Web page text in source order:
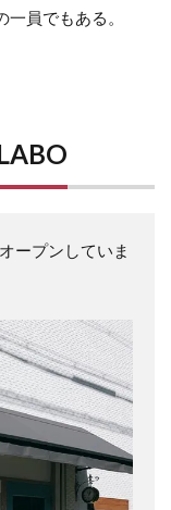
一員でもある。
ープンしていま